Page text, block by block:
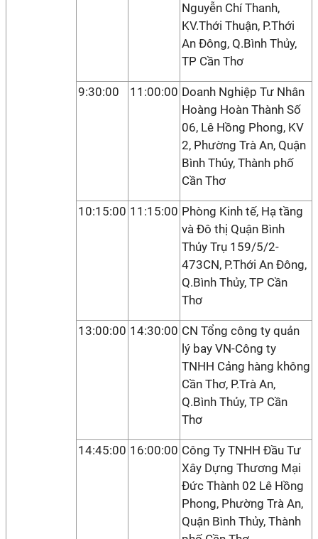
Nguyễn Chí Thanh,
KV.Thới Thuận, P.Thới
An Đông, Q.Bình Thủy,
TP Cần Thơ
9:30:00 11:00:00 Doanh Nghiệp Tư Nhân
Hoàng Hoàn Thành Số
06, Lê Hồng Phong, KV
2, Phường Trà An, Quận
Bình Thủy, Thành phố
Cần Thơ
10:15:00 11:15:00 Phòng Kinh tế, Hạ tầng
và Đô thị Quận Bình
Thủy Trụ 159/5/2-
473CN, P.Thới An Đông,
Q.Bình Thủy, TP Cần
Thơ
13:00:00 14:30:00 CN Tổng công ty quản
lý bay VN-Công ty
TNHH Cảng hàng không
Cần Thơ, P.Trà An,
Q.Bình Thủy, TP Cần
Thơ
14:45:00 16:00:00 Công Ty TNHH Đầu Tư
Xây Dựng Thương Mại
Đức Thành 02 Lê Hồng
Phong, Phường Trà An,
Quận Bình Thủy, Thành